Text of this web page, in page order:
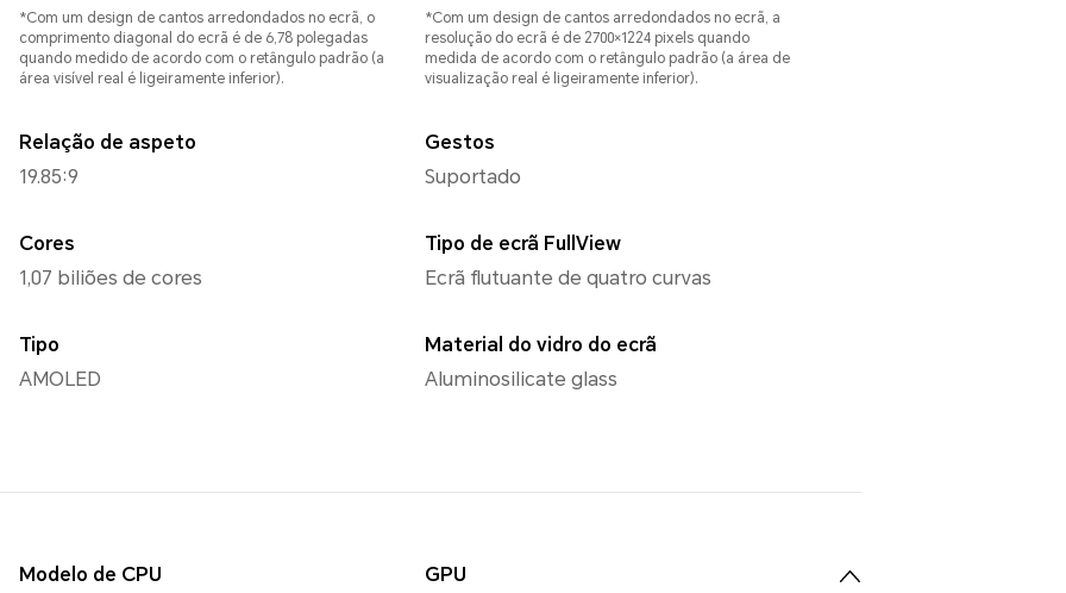
*Com um design de cantos arredondados no ecrã, o
comprimento diagonal do ecrã é de 6,78 polegadas
quando medido de acordo com o retângulo padrão (a
área visível real é ligeiramente inferior).
Relação de aspeto
19.85:9
Cores
1,07 biliões de cores
Tipo
AMOLED
*Com um design de cantos arredondados no ecrã, a
resolução do ecrã é de 2700×1224 pixels quando
medida de acordo com o retângulo padrão (a área de
visualização real é ligeiramente inferior).
Gestos
Suportado
Tipo de ecrã FullView
Ecrã flutuante de quatro curvas
Material do vidro do ecrã
Aluminosilicate glass
Modelo de CPU
GPU